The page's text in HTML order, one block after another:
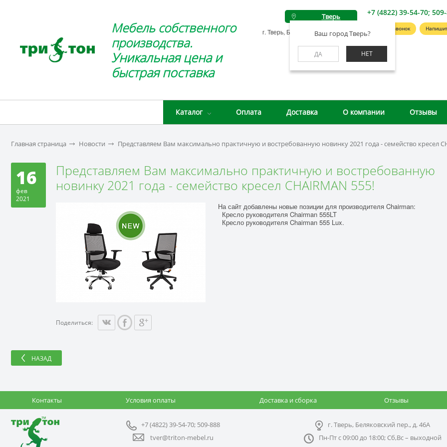
Мебель собственного
производства.
Уникальная цена и
быстрая поставка
Тверь
Ваш город Тверь?
ДА НЕТ
г. Тверь, Беляковский пер., д. 46А
+7 (4822) 39-54-70;
Заказать звонок
Каталог Оплата Доставка О компании Отзывы
Главная страница Новости Представляем Вам максимально практичную и востребованную новинку 2021 года - семейство кресел
16
фев
2021
Представляем Вам максимально практичную и востребованную
новинку 2021 года - семейство кресел CHAIRMAN 555!
На сайт добавлены новые позиции для производителя Chairman:
Кресло руководителя Chairman 555LT
Кресло руководителя Chairman 555 Lux.
Поделиться:
НАЗАД
Контакты Условия оплаты Доставка и сборка Отзывы
+7 (4822) 39-54-70; 509-888
г. Тверь, Беляковский пер., д. 46А
tver@triton-mebel.ru
Пн-Пт с 09:00 до 18:00; Сб,Вс – выходной